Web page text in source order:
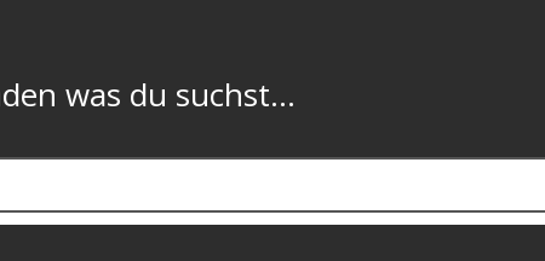
was du suchst...